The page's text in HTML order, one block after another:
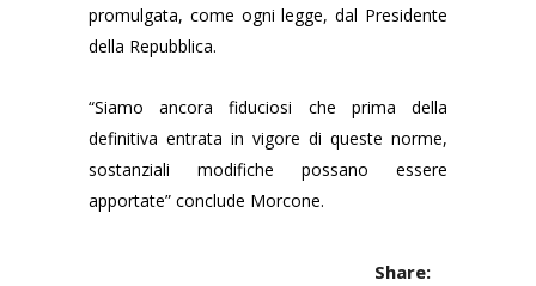
promulgata, come ogni legge, dal Presidente
della Repubblica.
“Siamo ancora fiduciosi che prima della
definitiva entrata in vigore di queste norme,
sostanziali modifiche possano essere
apportate” conclude Morcone.
Share: